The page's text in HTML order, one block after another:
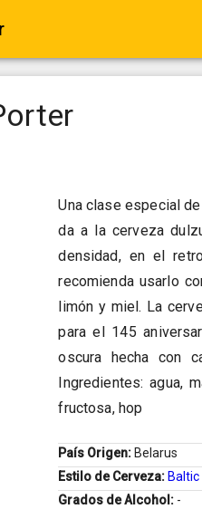
Una clase especial
da a la cerveza
densidad, en el
recomienda usarlo
limón y miel. La
para el 145
oscura hecha con
Ingredientes: agua,
fructosa, hop
País Origen: Belarus
Estilo de Cerveza:
Grados de Alcohol: -